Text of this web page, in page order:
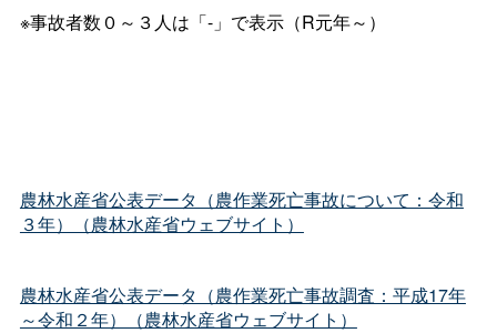
※事故者数０～３人は「-」で表示（R元年～）
農林水産省公表データ（農作業死亡事故について：令和
３年）（農林水産省ウェブサイト）
農林水産省公表データ（農作業死亡事故調査：平成17年
～令和２年）（農林水産省ウェブサイト）